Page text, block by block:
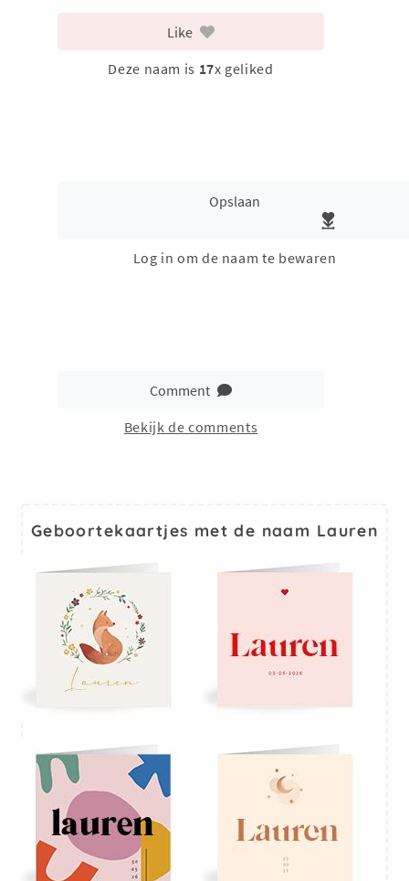
Like
Deze naam is 17x geliked
Opslaan
Log in om de naam te bewaren
Comment
Bekijk de comments
Geboortekaartjes met de naam Lauren